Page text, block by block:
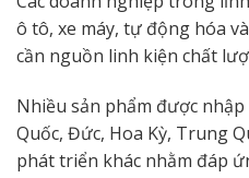
ô tô, xe máy, tự động hóa
cần nguồn linh kiện chất
Nhiều sản phẩm được
Quốc, Đức, Hoa Kỳ, Trung
phát triển khác nhằm đáp